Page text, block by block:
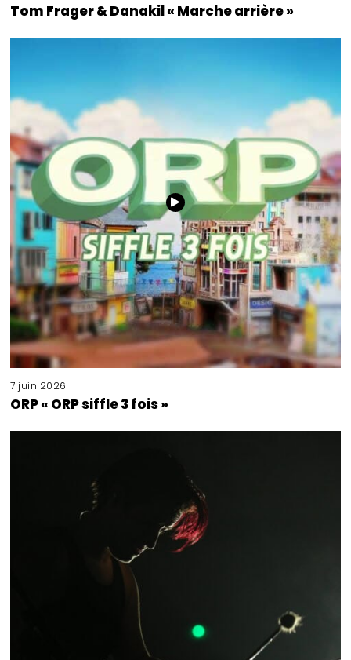
Tom Frager & Danakil « Marche arrière »
7 juin 2026
ORP « ORP siffle 3 fois »